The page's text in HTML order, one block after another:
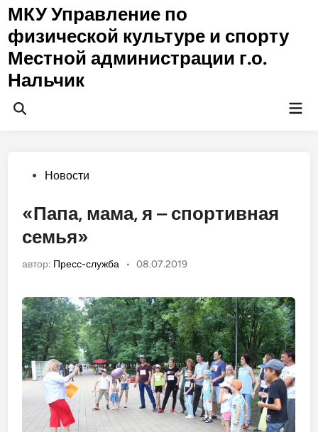
Перейти
содержимому
МКУ Управление по
физической культуре и спорту
Местной администрации г.о.
Нальчик
Открыть
Опубликовано
Новости
«Папа, мама, я – спортивная
семья»
автор: Пресс-служба • 08.07.2019